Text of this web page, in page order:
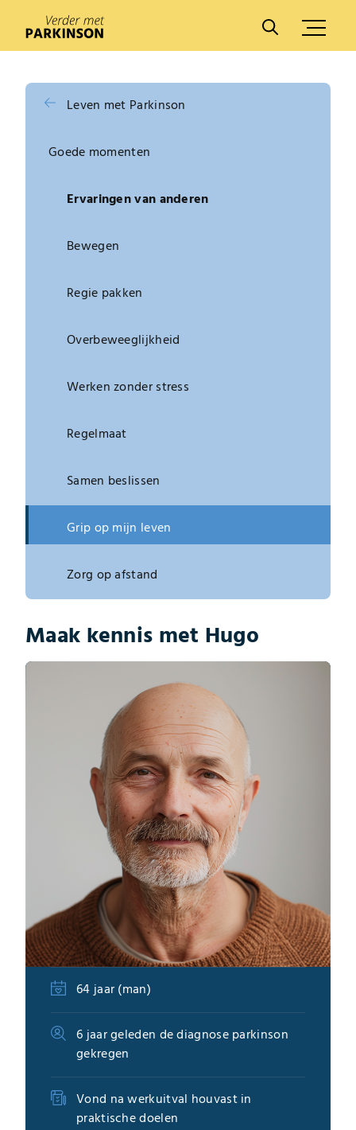
Leven met Parkinson
Goede momenten
Ervaringen van anderen
Bewegen
Regie pakken
Overbeweeglijkheid
Werken zonder stress
Regelmaat
Samen beslissen
Grip op mijn leven
Zorg op afstand
Maak kennis met Hugo
64 jaar (man)
6 jaar geleden de diagnose parkinson
gekregen
Vond na werkuitval houvast in
praktische doelen